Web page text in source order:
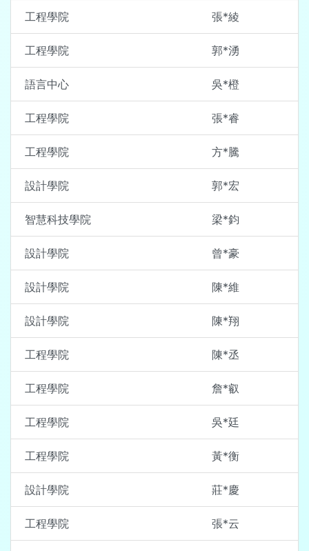
工程學院 張*綾
工程學院 郭*湧
語言中心 吳*橙
工程學院 張*睿
工程學院 方*騰
設計學院 郭*宏
智慧科技學院 梁*鈞
設計學院 曾*豪
設計學院 陳*維
設計學院 陳*翔
工程學院 陳*丞
工程學院 詹*叡
工程學院 吳*廷
工程學院 黃*衡
設計學院 莊*慶
工程學院 張*云